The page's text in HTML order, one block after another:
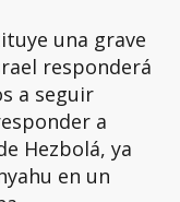
una grave
responderá
a seguir
a
Hezbolá, ya
en un